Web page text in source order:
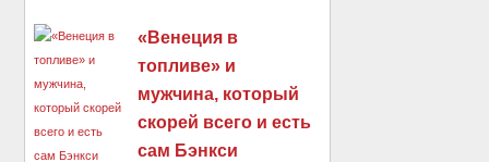
«Венеция в
топливе» и
мужчина, который
скорей всего и есть
сам Бэнкси